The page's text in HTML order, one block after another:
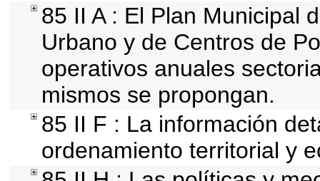
85 II A : El Plan Municipal
Urbano y de Centros de
operativos anuales
mismos se propongan.
85 II F : La información
ordenamiento territorial y